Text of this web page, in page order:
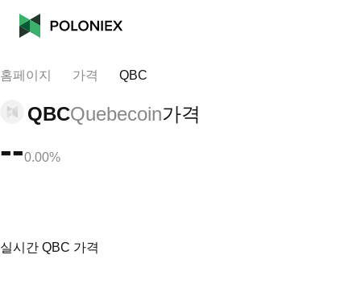
홈페이지 가격 QBC
QBCQuebecoin가격
--0.00%
실시간 QBC 가격